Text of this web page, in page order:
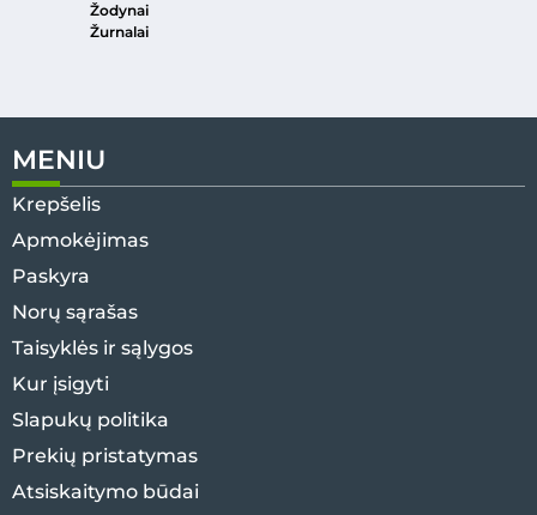
Žodynai
Žurnalai
MENIU
Krepšelis
Apmokėjimas
Paskyra
Norų sąrašas
Taisyklės ir sąlygos
Kur įsigyti
Slapukų politika
Prekių pristatymas
Atsiskaitymo būdai